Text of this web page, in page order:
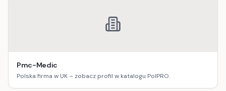
Pmc-Medic
Polska firma w UK – zobacz profil w katalogu PolPRO.